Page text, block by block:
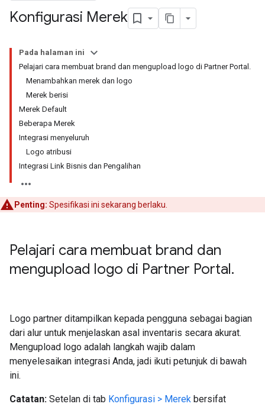
Konfigurasi Merek
Pada halaman ini
Pelajari cara membuat brand dan mengupload logo di Partner Portal.
Menambahkan merek dan logo
Merek berisi
Merek Default
Beberapa Merek
Integrasi menyeluruh
Logo atribusi
Integrasi Link Bisnis dan Pengalihan
Penting: Spesifikasi ini sekarang berlaku.
Pelajari cara membuat brand dan
mengupload logo di Partner Portal.
Logo partner ditampilkan kepada pengguna sebagai bagian
dari alur untuk menjelaskan asal inventaris secara akurat.
Mengupload logo adalah langkah wajib dalam
menyelesaikan integrasi Anda, jadi ikuti petunjuk di bawah
ini.
Catatan: Setelan di tab Konfigurasi > Merek bersifat